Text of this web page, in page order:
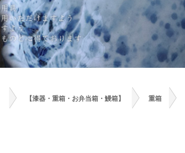
> 【漆器・重箱・お弁当箱・鰻箱】 > 重箱 >